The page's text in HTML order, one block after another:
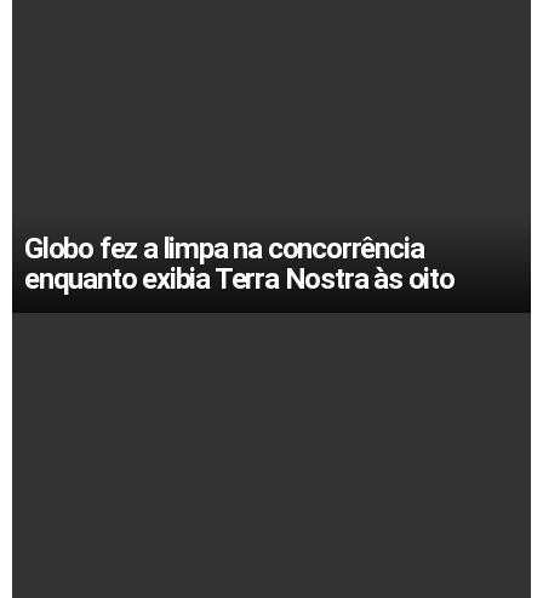
Globo fez a limpa na concorrência
enquanto exibia Terra Nostra às oito